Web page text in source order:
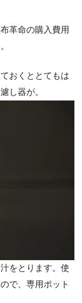
革命の購入費用
おくととてもは
し器が。
をとります。使
で、専用ポット